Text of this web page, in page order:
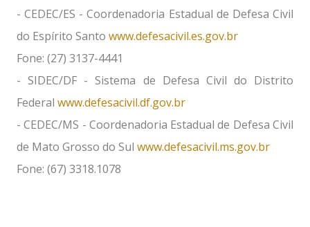
- CEDEC/ES - Coordenadoria Estadual de Defesa Civil
do Espírito Santo www.defesacivil.es.gov.br
Fone: (27) 3137-4441
- SIDEC/DF - Sistema de Defesa Civil do Distrito
Federal www.defesacivil.df.gov.br
- CEDEC/MS - Coordenadoria Estadual de Defesa Civil
de Mato Grosso do Sul www.defesacivil.ms.gov.br
Fone: (67) 3318.1078